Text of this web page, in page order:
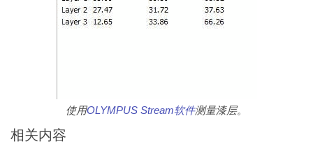
使用OLYMPUS Stream软件测量漆层。
相关内容